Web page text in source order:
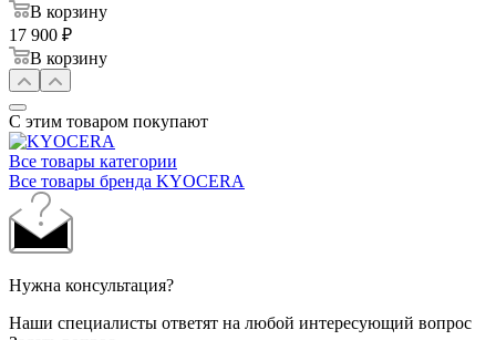
В корзину
17 900 ₽
В корзину
С этим товаром покупают
Все товары категории
Все товары бренда KYOCERA
Нужна консультация?
Наши специалисты ответят на любой интересующий вопрос